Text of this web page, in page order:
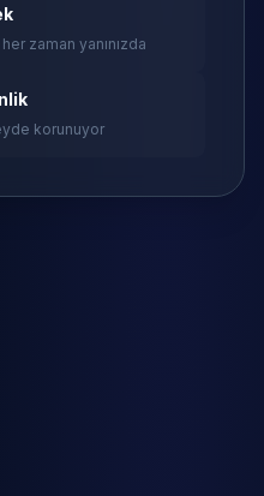
zaman yanınızda
korunuyor